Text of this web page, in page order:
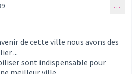
…
de cette ville nous avons des
...
sont indispensable pour